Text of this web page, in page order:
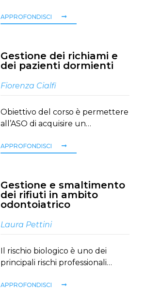
APPROFONDISCI
Gestione dei richiami e
dei pazienti dormienti
Fiorenza Cialfi
Obiettivo del corso è permettere
all’ASO di acquisire un…
APPROFONDISCI
Gestione e smaltimento
dei rifiuti in ambito
odontoiatrico
Laura Pettini
Il rischio biologico è uno dei
principali rischi professionali…
APPROFONDISCI